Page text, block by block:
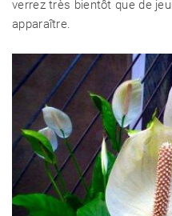
verrez très bientôt que de
apparaître.CHALET